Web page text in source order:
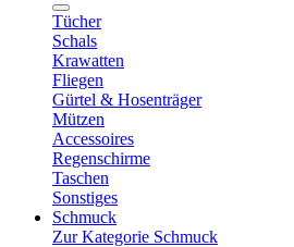
Tücher
Schals
Krawatten
Fliegen
Gürtel & Hosenträger
Mützen
Accessoires
Regenschirme
Taschen
Sonstiges
Schmuck
Zur Kategorie Schmuck